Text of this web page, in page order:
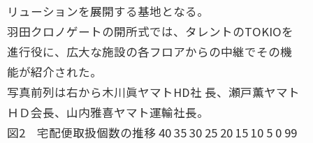
リューションを展開する基地となる。
羽田クロノゲートの開所式では、タレントのTOKIOを
進行役に、広大な施設の各フロアからの中継でその機
能が紹介された。
写真前列は右から木川眞ヤマトHD社 長、瀬戸薫ヤマト
ＨＤ会長、山内雅喜ヤマト運輸社長。
図2 宅配便取扱個数の推移 40 35 30 25 20 15 10 5 0 99